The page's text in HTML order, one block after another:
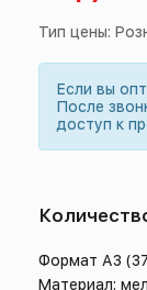
Тип цены:
Если вы
После
доступ к
Формат А3
Материал: